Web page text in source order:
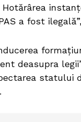
a fost
deasupra
statului